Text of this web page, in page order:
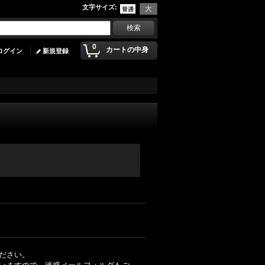
文字サイズ:
0 カートの中身
グイン 新規登録
さい。